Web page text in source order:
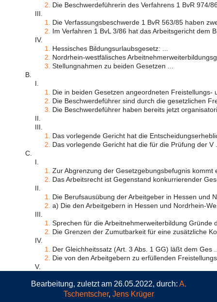
2.
Die Beschwerdeführerin des Verfahrens 1 BvR 974/
III.
1.
Die Verfassungsbeschwerde 1 BvR 563/85 haben
2.
Im Verfahren 1 BvL 3/86 hat das Arbeitsgericht dem
IV.
1.
Hessisches Bildungsurlaubsgesetz: ...
2.
Nordrhein-westfälisches
3. Stellungnahmen zu beiden Gesetzen ...
B.
I.
1.
Die in beiden Gesetzen angeordneten Freistellungs-
2.
Die Beschwerdeführer sind durch die gesetzlichen
3.
Die Beschwerdeführer haben bereits jetzt
II.
III.
1.
Das vorlegende Gericht hat die
2.
Das vorlegende Gericht hat die für die Prüfung der V
C.
I.
1.
Zur Abgrenzung der Gesetzgebungsbefugnis kommt
2.
Das Arbeitsrecht ist Gegenstand konkurrierender
II.
1.
Die Berufsausübung der Arbeitgeber in Hessen und
2. a) Die den Arbeitgebern in Hessen und Nordrhein-
III.
1.
Sprechen für die Arbeitnehmerweiterbildung Gründe
2.
Die Grenzen der Zumutbarkeit für eine zusätzliche
IV.
1.
Der Gleichheitssatz (Art. 3 Abs. 1 GG) läßt dem Ges
2.
Die von den Arbeitgebern zu erfüllenden
V.
Bearbeitung, zuletzt am 26.05.2022, durch: A.
Tschentscher, Jens Krüger